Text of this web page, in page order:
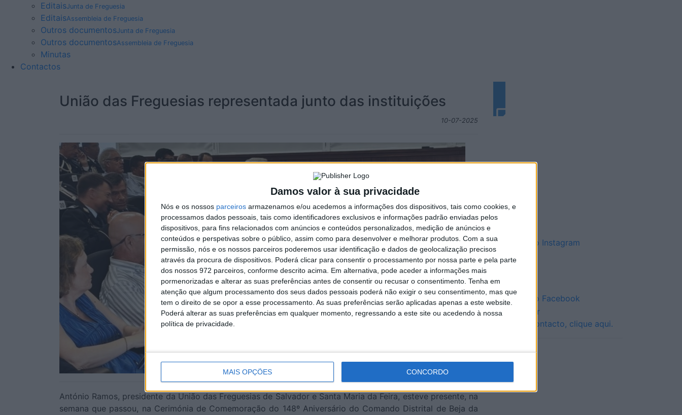
Damos valor à sua privacidade
Nós e os nossos parceiros armazenamos e/ou acedemos a informações dos dispositivos, tais como cookies, e
processamos dados pessoais, tais como identificadores exclusivos e informações padrão enviadas pelos
dispositivos, para fins relacionados com anúncios e conteúdos personalizados, medição de anúncios e
conteúdos e perspetivas sobre o público, assim como para desenvolver e melhorar produtos. Com a sua
permissão, nós e os nossos parceiros poderemos usar identificação e dados de geolocalização precisos
através da procura de dispositivos. Poderá clicar para consentir o processamento por nossa parte e pela parte
dos nossos 972 parceiros, conforme descrito acima. Em alternativa, pode aceder a informações mais
pormenorizadas e alterar as suas preferências antes de consentir ou recusar o consentimento. Tenha em
atenção que algum processamento dos seus dados pessoais poderá não exigir o seu consentimento, mas que
tem o direito de se opor a esse processamento. As suas preferências serão aplicadas apenas a este website.
Poderá alterar as suas preferências em qualquer momento, regressando a este site ou acedendo à nossa
política de privacidade.
MAIS OPÇÕES CONCORDO
EditaisJunta de Freguesia
EditaisAssembleia de Freguesia
Outros documentosJunta de Freguesia
Outros documentosAssembleia de Freguesia
Minutas
Contactos
União das Freguesias representada junto das instituições
10-07-2025
António Ramos, presidente da União das Freguesias de Salvador e Santa Maria da Feira, esteve presente, na
semana que passou, na Cerimónia de Comemoração do 148º Aniversário do Comando Distrital de Beja da
caráter desportivo, educacional,
Siga-nos no Instagram
Siga-nos no Facebook
Entre em contacto, clique aqui.